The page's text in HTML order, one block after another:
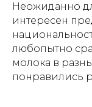
Неожиданно
интересен
любопытно
молока в
понравились